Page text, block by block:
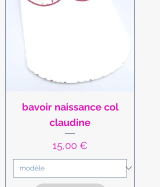
bavoir naissance col
claudine
Prix
15,00 €